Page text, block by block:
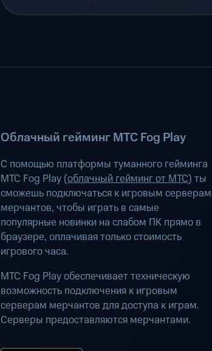
Облачный гейминг МТС Fog Play
С помощью платформы туманного гейминга
МТС Fog Play (облачный гейминг от МТС) ты
сможешь подключаться к игровым серверам
мерчантов, чтобы играть в самые
популярные новинки на слабом ПК прямо в
браузере, оплачивая только стоимость
игрового часа.
МТС Fog Play обеспечивает техническую
возможность подключения к игровым
серверам мерчантов для доступа к играм.
Серверы предоставляются мерчантами.